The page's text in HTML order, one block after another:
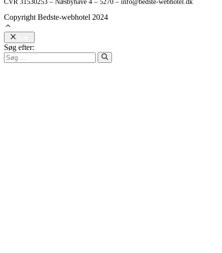
CVR 31530253 – Næsbyhave 4 – 5270 – info@bedste-webhotel.dk
Copyright Bedste-webhotel 2024
Søg efter: